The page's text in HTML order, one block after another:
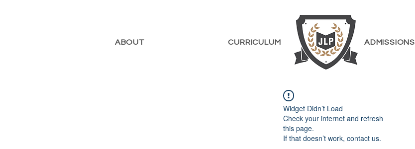
ABOUT CURRICULUM ADMISSIONS
Widget Didn’t Load
Check your internet and refresh
this page.
If that doesn’t work, contact us.